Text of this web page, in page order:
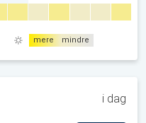
mere mindre
i dag